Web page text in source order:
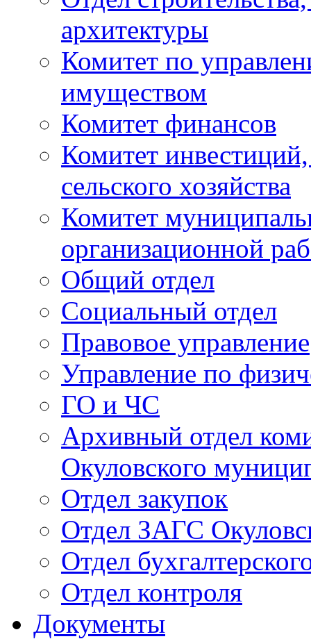
архитектуры
Комитет по
имуществом
Комитет финансов
Комитет
сельского хозяйства
Комитет
организационной
Общий отдел
Социальный отдел
Правовое управление
Управление по
ГО и ЧС
Архивный отдел
Окуловского
Отдел закупок
Отдел ЗАГС
Отдел
Отдел контроля
Документы